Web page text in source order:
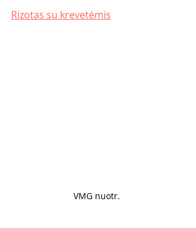
Rizotas su krevetėmis
VMG nuotr.